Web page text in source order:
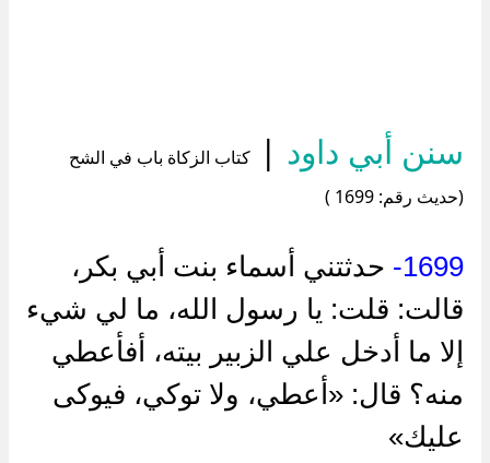
سنن أبي داود |
كتاب الزكاة باب في الشح
(حديث رقم: 1699 )
1699-
حدثتني أسماء بنت أبي بكر،
قالت: قلت: يا رسول الله، ما لي شيء
إلا ما أدخل علي الزبير بيته، أفأعطي
منه؟ قال: «أعطي، ولا توكي، فيوكى
عليك»